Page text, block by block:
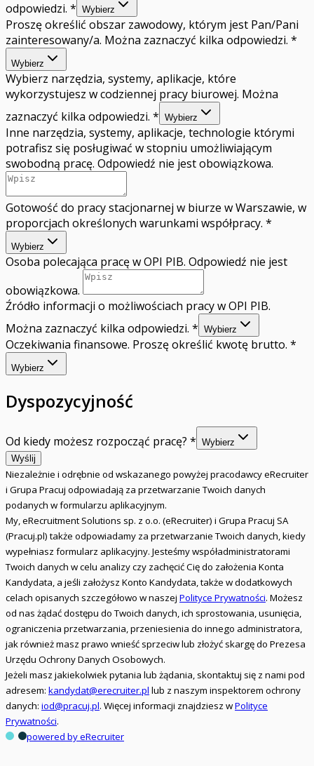
odpowiedzi. * Wybierz
Proszę określić obszar zawodowy, którym jest Pan/Pani
zainteresowany/a. Można zaznaczyć kilka odpowiedzi. *
Wybierz
Wybierz narzędzia, systemy, aplikacje, które
wykorzystujesz w codziennej pracy biurowej. Można
zaznaczyć kilka odpowiedzi. * Wybierz
Inne narzędzia, systemy, aplikacje, technologie którymi
potrafisz się posługiwać w stopniu umożliwiającym
swobodną pracę. Odpowiedź nie jest obowiązkowa.
Gotowość do pracy stacjonarnej w biurze w Warszawie, w
proporcjach określonych warunkami współpracy. *
Wybierz
Osoba polecająca pracę w OPI PIB. Odpowiedź nie jest
obowiązkowa.
Źródło informacji o możliwościach pracy w OPI PIB.
Można zaznaczyć kilka odpowiedzi. * Wybierz
Oczekiwania finansowe. Proszę określić kwotę brutto. *
Wybierz
Dyspozycyjność
Od kiedy możesz rozpocząć pracę? * Wybierz
Wyślij
Niezależnie i odrębnie od wskazanego powyżej pracodawcy eRecruiter
i Grupa Pracuj odpowiadają za przetwarzanie Twoich danych
podanych w formularzu aplikacyjnym.
My, eRecruitment Solutions sp. z o.o. (eRecruiter) i Grupa Pracuj SA
(Pracuj.pl) także odpowiadamy za przetwarzanie Twoich danych, kiedy
wypełniasz formularz aplikacyjny. Jesteśmy współadministratorami
Twoich danych w celu analizy czy zachęcić Cię do założenia Konta
Kandydata, a jeśli założysz Konto Kandydata, także w dodatkowych
celach opisanych szczegółowo w naszej Polityce Prywatności. Możesz
od nas żądać dostępu do Twoich danych, ich sprostowania, usunięcia,
ograniczenia przetwarzania, przeniesienia do innego administratora,
jak również masz prawo wnieść sprzeciw lub złożyć skargę do Prezesa
Urzędu Ochrony Danych Osobowych.
Jeżeli masz jakiekolwiek pytania lub żądania, skontaktuj się z nami pod
adresem: kandydat@erecruiter.pl lub z naszym inspektorem ochrony
danych: iod@pracuj.pl. Więcej informacji znajdziesz wPolityce
Prywatności.
powered by eRecruiter